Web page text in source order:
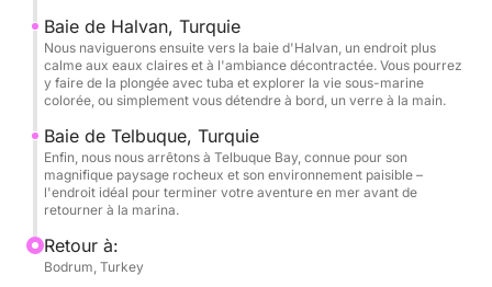
simplement vous détendre à bord, un verre à la
main.
Enfin, nous nous arrêterons à Telbuque Bay, connue
pour son magnifique paysage rocheux et son
environnement paisible – l'endroit idéal pour
conclure votre aventure en mer avant de retourner à
la marina.
Baie de Halvan, Turquie
Nous naviguerons ensuite vers la baie d'Halvan, un endroit plus
calme aux eaux claires et à l'ambiance décontractée. Vous pourrez
y faire de la plongée avec tuba et explorer la vie sous-marine
colorée, ou simplement vous détendre à bord, un verre à la main.
Baie de Telbuque, Turquie
Enfin, nous nous arrêtons à Telbuque Bay, connue pour son
magnifique paysage rocheux et son environnement paisible –
l'endroit idéal pour terminer votre aventure en mer avant de
retourner à la marina.
Retour à:
Bodrum, Turkey